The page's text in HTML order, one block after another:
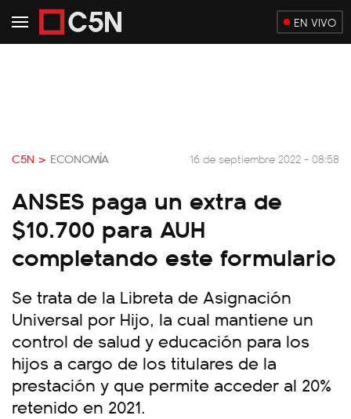
EN VIVO
C5N > ECONOMÍA 16 de septiembre 2022 - 08:58
ANSES paga un extra de
$10.700 para AUH
completando este formulario
Se trata de la Libreta de Asignación
Universal por Hijo, la cual mantiene un
control de salud y educación para los
hijos a cargo de los titulares de la
prestación y que permite acceder al 20%
retenido en 2021.